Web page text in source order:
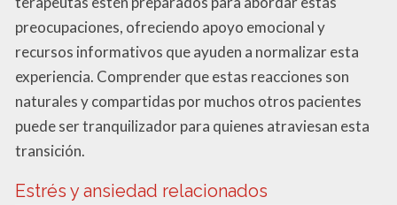
preocupaciones, ofreciendo apoyo emocional y
recursos informativos que ayuden a normalizar esta
experiencia. Comprender que estas reacciones son
naturales y compartidas por muchos otros pacientes
puede ser tranquilizador para quienes atraviesan esta
transición.
Estrés y ansiedad relacionados